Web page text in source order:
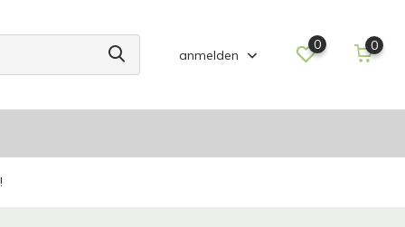
anmelden
0 0